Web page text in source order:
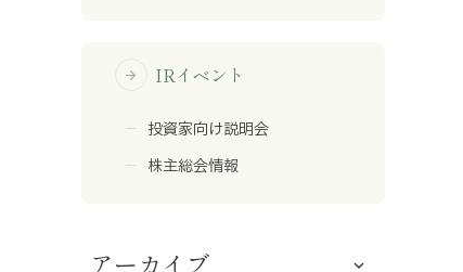
arrow_forward IRイベント
投資家向け説明会
株主総会情報
アーカイブ